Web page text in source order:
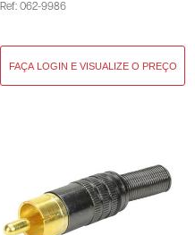
Ref: 062-9986